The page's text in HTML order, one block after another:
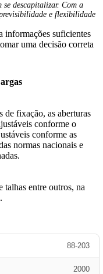
se descapitalizar. Com a
e flexibilidade
informações suficientes
uma decisão correta
de fixação, as aberturas
conforme o
conforme as
normas nacionais e
talhas entre outros, na
88-203
2000